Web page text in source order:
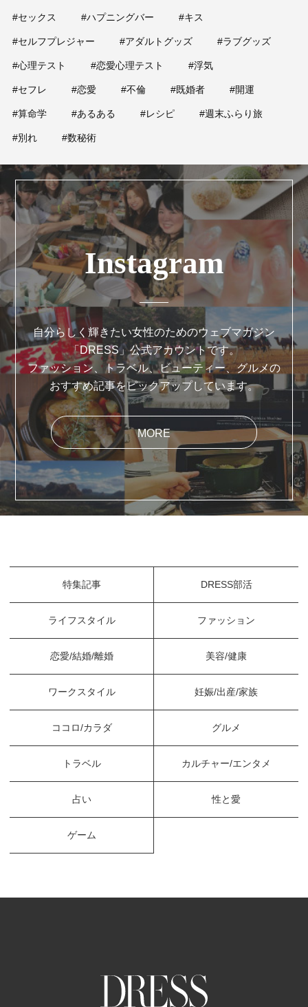
#セックス #ハプニングバー #キス
#セルフプレジャー #アダルトグッズ #ラブグッズ
#心理テスト #恋愛心理テスト #浮気
#セフレ #恋愛 #不倫 #既婚者 #開運
#算命学 #あるある #レシピ #週末ふらり旅
#別れ #数秘術
Instagram
自分らしく輝きたい女性のためのウェブマガジン
「DRESS」公式アカウントです。
ファッション、トラベル、ビューティー、グルメの
おすすめ記事をピックアップしています。
MORE
特集記事 DRESS部活
ライフスタイル ファッション
恋愛/結婚/離婚 美容/健康
ワークスタイル 妊娠/出産/家族
ココロ/カラダ グルメ
トラベル カルチャー/エンタメ
占い 性と愛
ゲーム